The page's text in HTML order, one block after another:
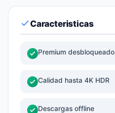
Caracteristicas
Premium desbloqueado
Calidad hasta 4K HDR
Descargas offline